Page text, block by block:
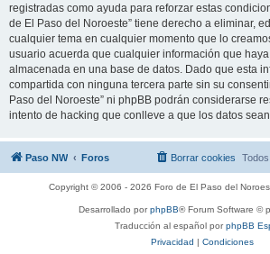
registradas como ayuda para reforzar estas
de El Paso del Noroeste” tiene derecho a eliminar,
cualquier tema en cualquier momento que lo
usuario acuerda que cualquier información que
almacenada en una base de datos. Dado que esta
compartida con ninguna tercera parte sin su
Paso del Noroeste” ni phpBB podrán considerarse
intento de hacking que conlleve a que los datos
Paso NW Foros Borrar cookies
Copyright © 2006 - 2026 Foro de El Paso del
Desarrollado porphpBB® Forum Software ©
Traducción al español porphpBB
Privacidad | Condiciones